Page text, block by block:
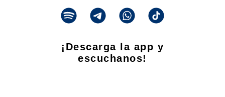
¡Descarga la app y
escuchanos!